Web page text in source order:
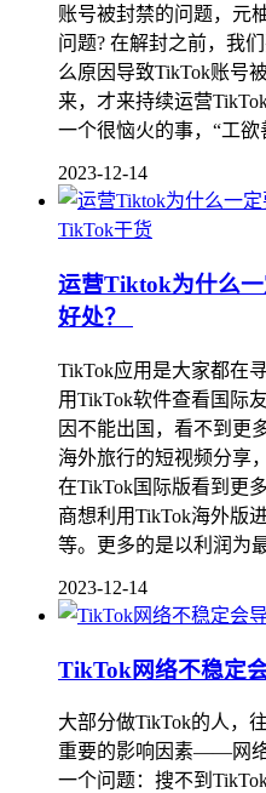
账号被封禁的问题，元
问题? 在解封之前，我
么原因导致TikTok账号
来，才来持续运营
一个很恼火的事，“工
2023-12-14
TikTok干货
运营Tiktok为什么
好处？
TikTok应用是大家都在
用TikTok软件查看国际
因不能出国，看不到更
海外旅行的短视频分享
在TikTok国际版看到更
商想利用TikTok海外版
等。更多的是以利润为
2023-12-14
TikTok网络不稳定
大部分做TikTok的人，
重要的影响因素——网
一个问题：搜不到